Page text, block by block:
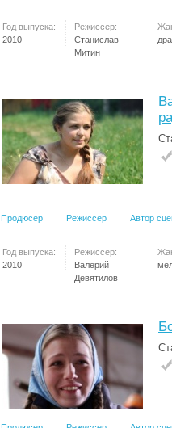
Год выпуска:
2010
Режиссер:
Станислав
Митин
Продюсер Режиссер Автор
Год выпуска:
2010
Режиссер:
Валерий
Девятилов